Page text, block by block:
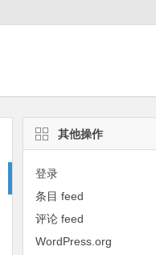
其他操作
登录
条目 feed
评论 feed
WordPress.org